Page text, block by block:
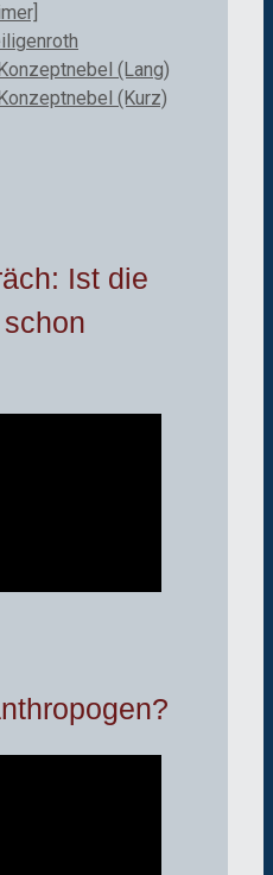
(Lang)
(Kurz)
Ist die